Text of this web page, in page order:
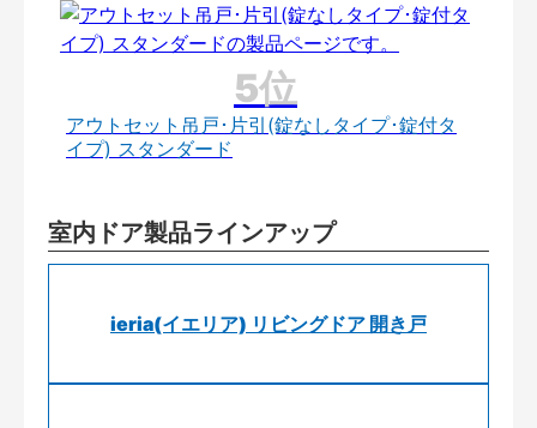
アウトセット吊戸･片引(錠なしタイプ･錠付タ
イプ) スタンダード
室内ドア製品ラインアップ
ieria(イエリア) リビングドア 開き戸